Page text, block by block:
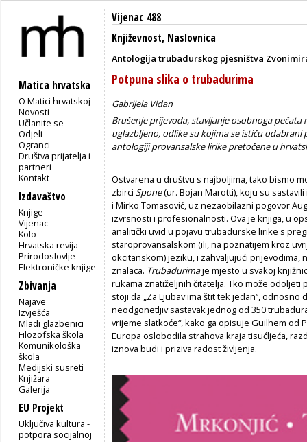
Matica hrvatska
O Matici hrvatskoj
Novosti
Učlanite se
Odjeli
Ogranci
Društva prijatelja i
partneri
Kontakt
Izdavaštvo
Knjige
Vijenac
Kolo
Hrvatska revija
Prirodoslovlje
Elektroničke knjige
Zbivanja
Najave
Izvješća
Mladi glazbenici
Filozofska škola
Komunikološka
škola
Medijski susreti
Knjižara
Galerija
EU Projekt
Uključiva kultura -
potpora socijalnoj
Vijenac 488
Književnost, Naslovnica
Antologija trubadurskog pjesništva
Potpuna slika o trubadurima
Gabrijela Vidan
Brušenje prijevoda, stavljanje osobnoga
uglazbljeno, odlike su kojima se ističu
antologiji provansalske lirike pretočene u
Ostvarena u društvu s najboljima, tako bismo
zbirci Spone(ur. Bojan Marotti), koju su
i Mirko Tomasović, uz nezaobilazni pogovor
izvrsnosti i profesionalnosti. Ova je knjiga, u
analitički uvid u pojavu trubadurske lirike s
staroprovansalskom (ili, na poznatijem kroz
okcitanskom) jeziku, i zahvaljujući
znalaca. Trubadurimaje mjesto u svakoj
rukama znatiželjnih čitatelja. Tko može
stoji da „Za Ljubav ima štit tek jedan“,
neodgonetljiv sastavak jednog od 350
vrijeme slatkoće“, kako ga opisuje Guilhem od
Europa oslobodila strahova kraja tisućljeća,
iznova budi i priziva radost življenja.